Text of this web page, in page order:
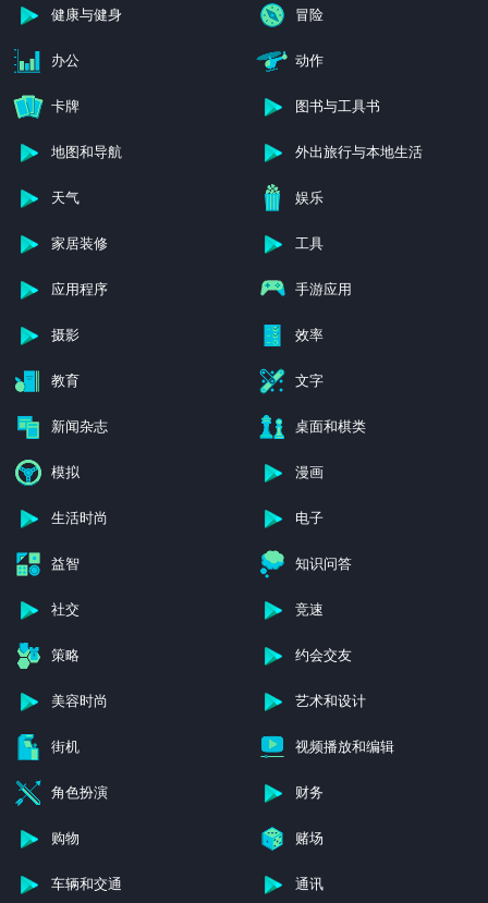
健康与健身 冒险
办公 动作
卡牌 图书与工具书
地图和导航 外出旅行与本地生活
天气 娱乐
家居装修 工具
应用程序 手游应用
摄影 效率
教育 文字
新闻杂志 桌面和棋类
模拟 漫画
生活时尚 电子
益智 知识问答
社交 竞速
策略 约会交友
美容时尚 艺术和设计
街机 视频播放和编辑
角色扮演 财务
购物 赌场
车辆和交通 通讯